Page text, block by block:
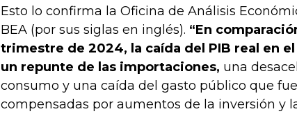
Esto lo confirma la Oficina de Análisis
BEA (por sus siglas en inglés). “En
trimestre de 2024, la caída del PIB real en
un repunte de las importaciones, una
consumo y una caída del gasto público que
compensadas por aumentos de la inversión y